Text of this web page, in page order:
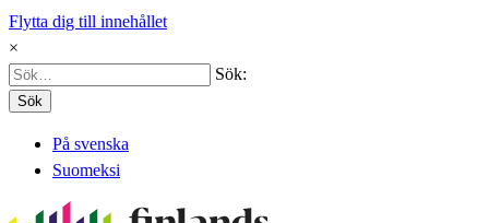
Flytta dig till innehållet
×
Sök:
Sök
På svenska
Suomeksi